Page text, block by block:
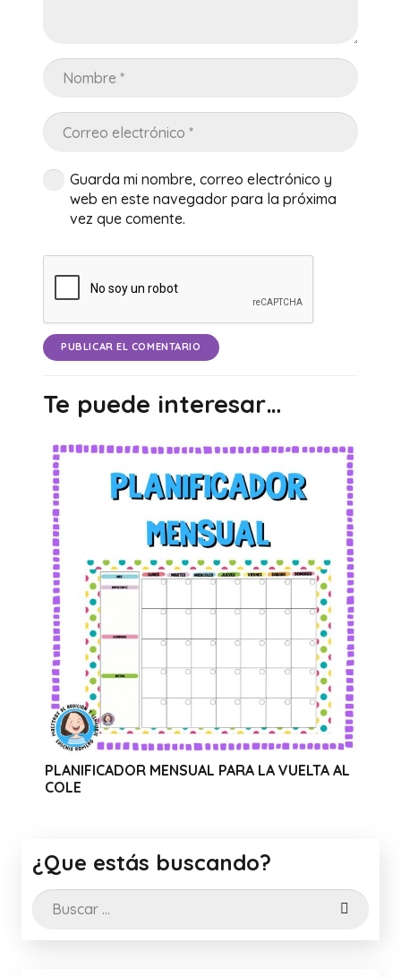
Guarda mi nombre, correo electrónico y
web en este navegador para la próxima
vez que comente.
PUBLICAR EL COMENTARIO
Te puede interesar…
MENSUAL PARA LA VUELTA AL
WEBINAR
¿Que estás buscando?
Buscar: